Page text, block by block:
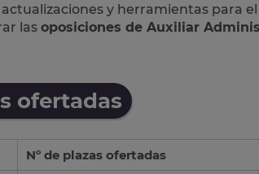
y herramientas para
las oposiciones de Auxiliar
ofertadas
Nº de plazas ofertadas